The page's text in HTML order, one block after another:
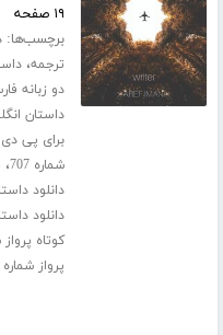
۱۹ صفحه
برچسب‌ها:
ترجمه،
دو زبانه
داستان
برای پی
شماره 707
،
دانلود
دانلود
کوتاه پرواز شماره 707
پرواز شماره 707 برای